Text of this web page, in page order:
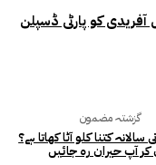
کو پارٹی ڈسپلن
گزشتہ مضمون
سالانہ کتنا کلو آٹا کھاتا ہے؟
کر آپ حیران رہ جائیں